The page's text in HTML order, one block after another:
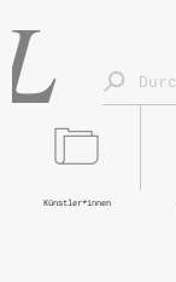
Künstler*innen